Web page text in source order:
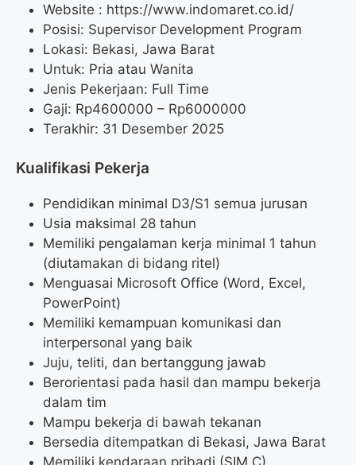
Website : https://www.indomaret.co.id/
Posisi: Supervisor Development Program
Lokasi: Bekasi, Jawa Barat
Untuk: Pria atau Wanita
Jenis Pekerjaan: Full Time
Gaji: Rp4600000 – Rp6000000
Terakhir: 31 Desember 2025
Kualifikasi Pekerja
Pendidikan minimal D3/S1 semua jurusan
Usia maksimal 28 tahun
Memiliki pengalaman kerja minimal 1 tahun
(diutamakan di bidang ritel)
Menguasai Microsoft Office (Word, Excel,
PowerPoint)
Memiliki kemampuan komunikasi dan
interpersonal yang baik
Juju, teliti, dan bertanggung jawab
Berorientasi pada hasil dan mampu bekerja
dalam tim
Mampu bekerja di bawah tekanan
Bersedia ditempatkan di Bekasi, Jawa Barat